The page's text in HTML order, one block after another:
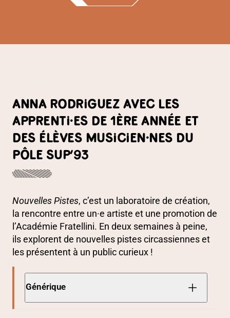
PRÉSENTATION
ANNA RODRIGUEZ AVEC LES
APPRENTI·ES DE 1ÈRE ANNÉE ET
DES ÉLÈVES MUSICIEN·NES DU
PÔLE SUP’93
Nouvelles Pistes, c’est un laboratoire de création,
la rencontre entre un·e artiste et une promotion de
l’Académie Fratellini. En deux semaines à peine,
ils explorent de nouvelles pistes circassiennes et
les présentent à un public curieux !
Générique